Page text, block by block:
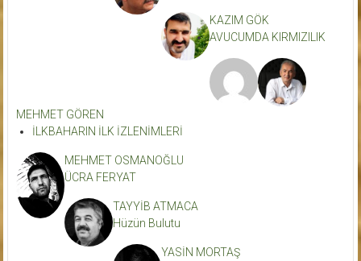
KAZIM GÖK
AVUCUMDA KIRMIZILIK
MEHMET GÖREN
İLKBAHARIN İLK İZLENİMLERİ
MEHMET OSMANOĞLU
ÜCRA FERYAT
TAYYİB ATMACA
Hüzün Bulutu
YASİN MORTAŞ